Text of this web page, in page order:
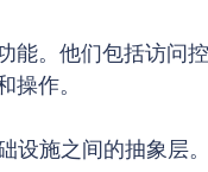
能。他们包括访问
操作。
设施之间的抽象层